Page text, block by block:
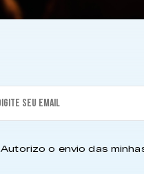
Autorizo o envio das